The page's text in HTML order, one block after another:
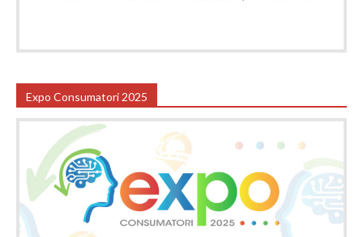
Expo Consumatori 2025